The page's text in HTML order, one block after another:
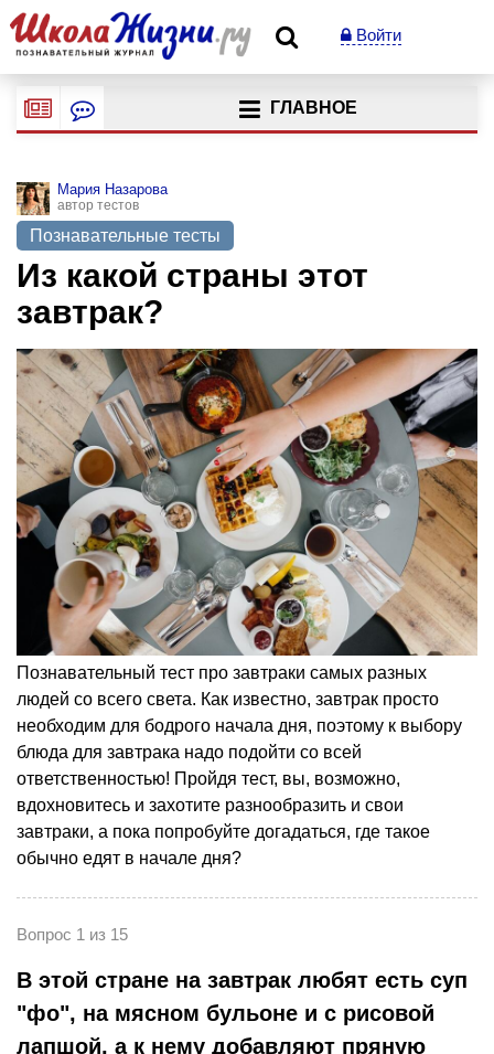
Войти
ГЛАВНОЕ
Мария Назарова
автор тестов
Познавательные тесты
Из какой страны этот
завтрак?
Познавательный тест про завтраки самых разных
людей со всего света. Как известно, завтрак просто
необходим для бодрого начала дня, поэтому к выбору
блюда для завтрака надо подойти со всей
ответственностью! Пройдя тест, вы, возможно,
вдохновитесь и захотите разнообразить и свои
завтраки, а пока попробуйте догадаться, где такое
обычно едят в начале дня?
Вопрос 1 из 15
В этой стране на завтрак любят есть суп
"фо", на мясном бульоне и с рисовой
лапшой, а к нему добавляют пряную